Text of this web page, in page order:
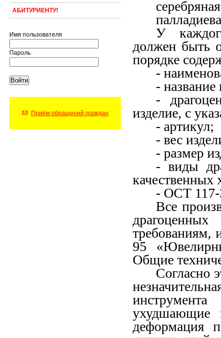
АБИТУРИЕНТУ!
Имя пользователя
Пароль
Приём обращений граждан
У
должен быть
порядке
-
- название
-
изделие, с
- артикул;
- вес
- размер
- виды
качественных
- ОСТ
Все
требованиям,
95
Общие
Согласно
ухудшающие
деформация